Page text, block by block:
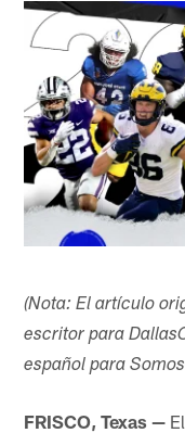
(Nota: El artículo
escritor para
español para
FRISCO, Texas —